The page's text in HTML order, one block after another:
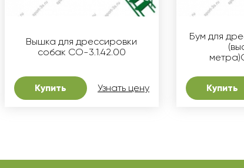
Вышка для дрессировки
собак СО-3.1.42.00
Купить Узнать цену
Бум для
Купить